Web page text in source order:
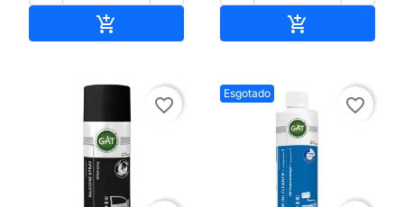
 
favorite_border
Esgotado
favorite_border